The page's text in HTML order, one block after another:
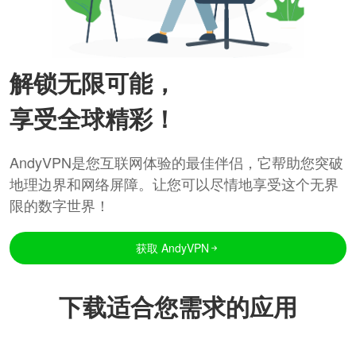
解锁无限可能，
享受全球精彩！
AndyVPN是您互联网体验的最佳伴侣，它帮助您突破
地理边界和网络屏障。让您可以尽情地享受这个无界
限的数字世界！
获取 AndyVPN
下载适合您需求的应用